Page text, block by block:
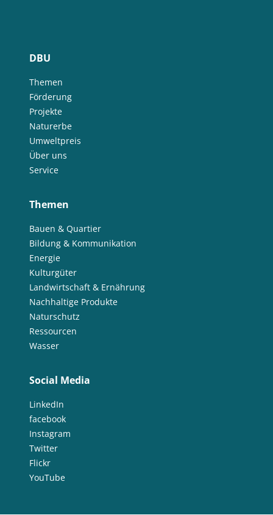
DBU
Themen
Förderung
Projekte
Naturerbe
Umweltpreis
Über uns
Service
Themen
Bauen & Quartier
Bildung & Kommunikation
Energie
Kulturgüter
Landwirtschaft & Ernährung
Nachhaltige Produkte
Naturschutz
Ressourcen
Wasser
Social Media
LinkedIn
facebook
Instagram
Twitter
Flickr
YouTube